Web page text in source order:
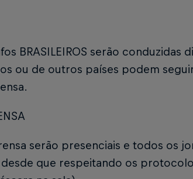
BRASILEIROS serão conduzidas
ou de outros países podem
serão presenciais e todos os
que respeitando os